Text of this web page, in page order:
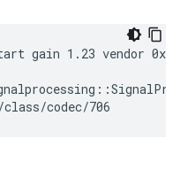
gain 1.23 vendor 0x12